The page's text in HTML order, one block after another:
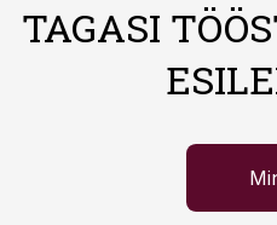
TAGASI